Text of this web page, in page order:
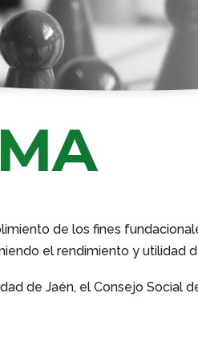
de los fines
el rendimiento y utilidad
de Jaén, el Consejo Social